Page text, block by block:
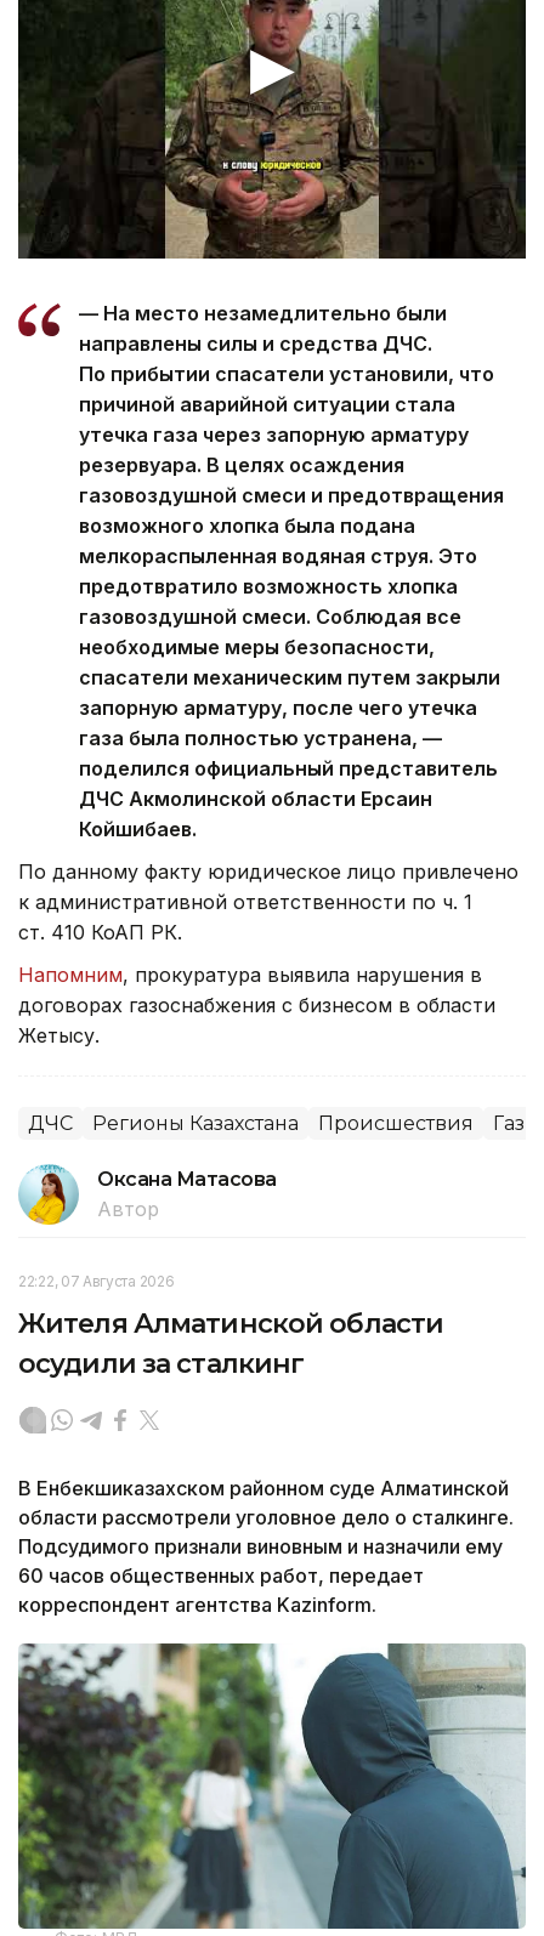
— На место незамедлительно были
направлены силы и средства ДЧС.
По прибытии спасатели установили, что
причиной аварийной ситуации стала
утечка газа через запорную арматуру
резервуара. В целях осаждения
газовоздушной смеси и предотвращения
возможного хлопка была подана
мелкораспыленная водяная струя. Это
предотвратило возможность хлопка
газовоздушной смеси. Соблюдая все
необходимые меры безопасности,
спасатели механическим путем закрыли
запорную арматуру, после чего утечка
газа была полностью устранена, —
поделился официальный представитель
ДЧС Акмолинской области Ерсаин
Койшибаев.
По данному факту юридическое лицо привлечено
к административной ответственности по ч. 1
ст. 410 КоАП РК.
Напомним, прокуратура выявила нарушения в
договорах газоснабжения с бизнесом в области
Жетысу.
ДЧС Регионы Казахстана Происшествия Газ
Оксана Матасова
Автор
22:22, 07 Августа 2026
Жителя Алматинской области
осудили за сталкинг
В Енбекшиказахском районном суде Алматинской
области рассмотрели уголовное дело о сталкинге.
Подсудимого признали виновным и назначили ему
60 часов общественных работ, передает
корреспондент агентства Kazinform.